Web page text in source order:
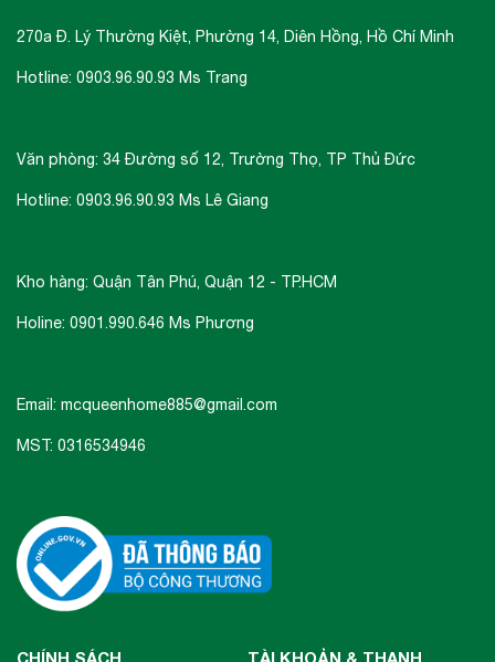
270a Đ. Lý Thường Kiệt, Phường 14, Diên Hồng, Hồ Chí Minh
Hotline: 0903.96.90.93 Ms Trang
Văn phòng: 34 Đường số 12, Trường Thọ, TP Thủ Đức
Hotline: 0903.96.90.93 Ms Lê Giang
Kho hàng: Quận Tân Phú, Quận 12 - TP.HCM
Holine: 0901.990.646 Ms Phương
Email: mcqueenhome885@gmail.com
MST: 0316534946
CHÍNH SÁCH TÀI KHOẢN & THANH